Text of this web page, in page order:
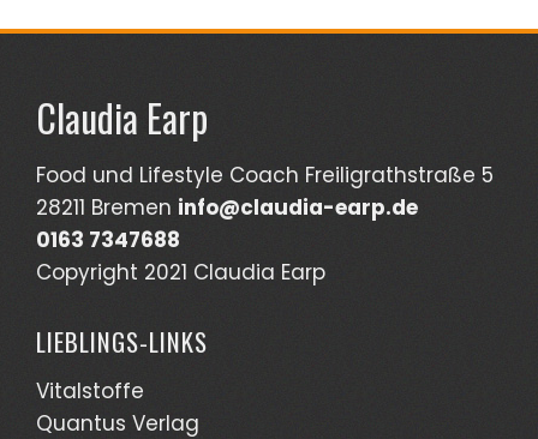
Claudia Earp
Food und Lifestyle Coach Freiligrathstraße 5
28211 Bremen info@claudia-earp.de
0163 7347688
Copyright 2021 Claudia Earp
LIEBLINGS-LINKS
Vitalstoffe
Quantus Verlag